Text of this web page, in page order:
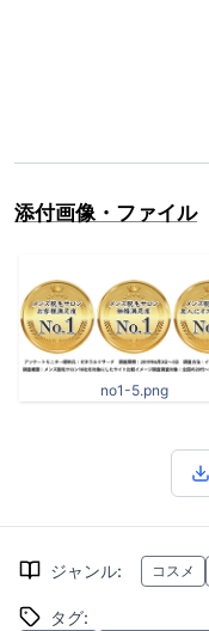
添付画像・ファイル
no1-5.png
ジャンル: コスメ
タグ: